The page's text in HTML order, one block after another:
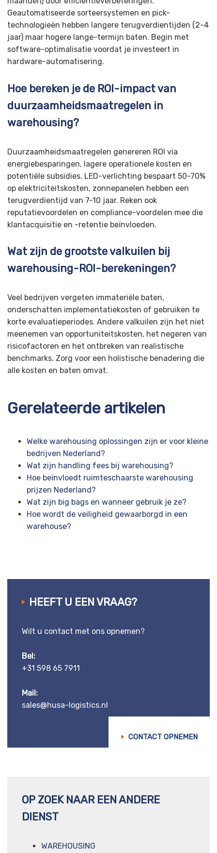
Geautomatiseerde sorteersystemen en pick-
technologieën hebben langere terugverdientijden (2-4
jaar) maar hogere lange-termijn baten. Begin met
software-optimalisatie voordat je investeert in
hardware-automatisering.
Hoe bereken je de ROI-impact van
duurzaamheidsmaatregelen in
warehousing?
Duurzaamheidsmaatregelen genereren ROI via
energiebesparingen, lagere operationele kosten en
potentiële subsidies. LED-verlichting bespaart 50-70%
op elektriciteitskosten, zonnepanelen hebben een
terugverdientijd van 7-10 jaar. Reken ook
reputatievoordelen en compliance-voordelen mee die
klantacquisitie en -retentie beïnvloeden.
Wat zijn de grootste valkuilen bij
warehousing-ROI-berekeningen?
Veel bedrijven vergeten immateriële baten,
onderschatten implementatiekosten of gebruiken te
korte evaluatieperiodes. Andere valkuilen zijn het niet
meenemen van opportuniteitskosten, het negeren van
risicofactoren en het ontbreken van realistische
benchmarks. Zorg voor een holistische benadering die
alle kosten en baten omvat.
Gerelateerde artikelen
Welke warehousing oplossingen zijn er voor kleine
bedrijven Nederland?
Wat zijn handling fees bij warehousing?
Hoe beïnvloedt ruimteschaarste warehousing
prijzen Nederland?
Wat zijn big bags en wanneer gebruik je ze?
Hoe wordt de veiligheid gewaarborgd in een
warehouse?
HEEFT U EEN VRAAG?
Wilt u contact met ons opnemen?
Bel:
+31 598 65 7911
Mail:
sales@husa-logistics.nl
CONTACT OPNEMEN
OP ZOEK NAAR EEN ANDERE
DIENST
WAREHOUSING